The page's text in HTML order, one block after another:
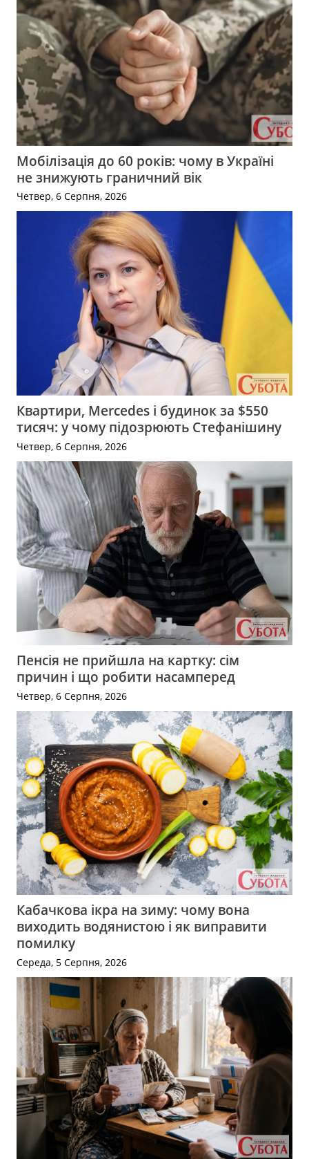
Мобілізація до 60 років: чому в Україні
не знижують граничний вік
Четвер, 6 Серпня, 2026
Квартири, Mercedes і будинок за $550
тисяч: у чому підозрюють Стефанішину
Четвер, 6 Серпня, 2026
Пенсія не прийшла на картку: сім
причин і що робити насамперед
Четвер, 6 Серпня, 2026
Кабачкова ікра на зиму: чому вона
виходить водянистою і як виправити
помилку
Середа, 5 Серпня, 2026